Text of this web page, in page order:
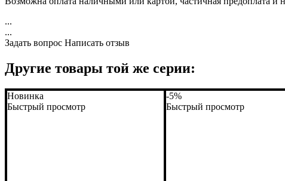
...
...
Задать вопрос Написать отзыв
Другие товары той же серии:
Новинка
Быстрый просмотр
-5%
Быстрый просмотр